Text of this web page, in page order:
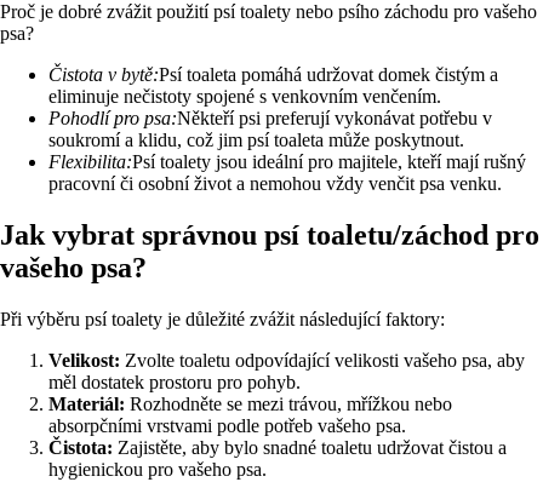
Proč je dobré zvážit použití psí toalety nebo psího záchodu pro vašeho
psa?
Čistota v bytě:Psí toaleta pomáhá udržovat domek čistým a
eliminuje nečistoty spojené s venkovním venčením.
Pohodlí pro psa:Někteří psi preferují vykonávat potřebu v
soukromí a klidu, což jim psí toaleta může poskytnout.
Flexibilita:Psí toalety jsou ideální pro majitele, kteří mají rušný
pracovní či osobní život a nemohou vždy venčit psa venku.
Jak vybrat správnou psí toaletu/záchod pro
vašeho psa?
Při výběru psí toalety je důležité zvážit následující faktory:
Velikost: Zvolte toaletu odpovídající velikosti vašeho psa, aby
měl dostatek prostoru pro pohyb.
Materiál: Rozhodněte se mezi trávou, mřížkou nebo
absorpčními vrstvami podle potřeb vašeho psa.
Čistota: Zajistěte, aby bylo snadné toaletu udržovat čistou a
hygienickou pro vašeho psa.